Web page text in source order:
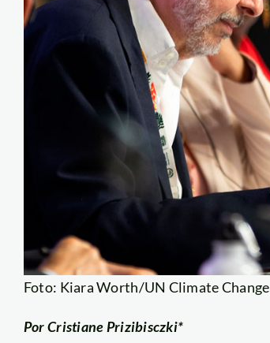
Foto: Kiara Worth/UN Climate Change
Por Cristiane Prizibisczki*